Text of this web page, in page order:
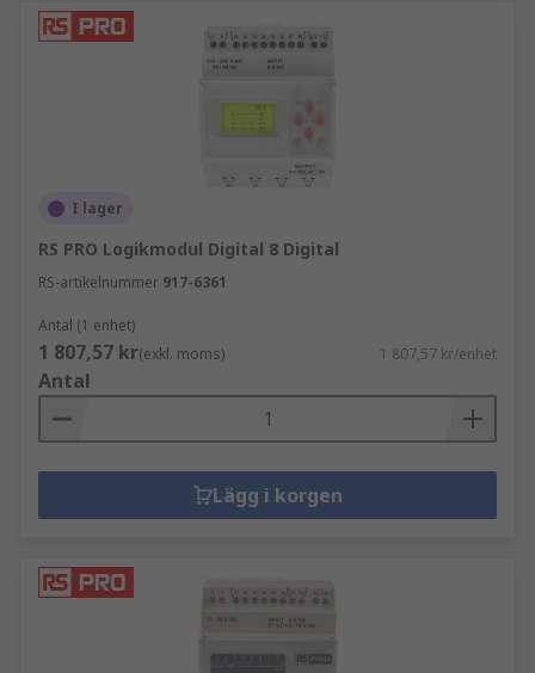
I lager
RS PRO Logikmodul Digital 8 Digital
RS-artikelnummer 917-6361
Antal (1 enhet)
1 807,57 kr(exkl. moms) 1 807,57 kr/enhet
Antal
Lägg i korgen